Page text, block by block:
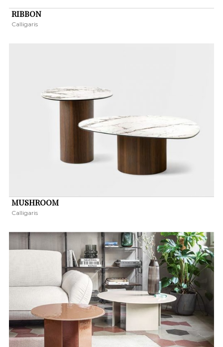
RIBBON
Calligaris
MUSHROOM
Calligaris